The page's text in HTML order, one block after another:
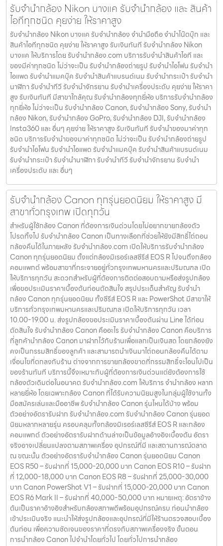
รับจำนำกล้อง Nikon บางแค รับจํานํากล้อง และ สินค้า
ไอทีทุกชนิด คุยง่าย ให้ราคาสูง
รับจำนำกล้อง Nikon บางแค รับจํานํากล้อง จำนำมือถือ จำนำโน๊ตบุ๊ก และ
สินค้าไอทีทุกชนิด คุยง่าย ให้ราคาสูง รับเงินทันที รับจำนำกล้อง Nikon
บางแค ให้บริการโดย รับจํานํากล้อง.com บริการรับจํานําสินค้าไอที และ
ของมีค่าทุกชนิด ไม่ว่าจะเป็น รับจํานํากล้องถ่ายรูป รับจํานําไอโฟน รับจํานํา
ไอแพด รับจํานําแมคบุ๊ค รับจํานําสินค้าแบรนด์เนม รับจํานํากระเป๋า รับจํานํา
นาฬิกา รับจํานําทีวี รับจํานําจักรยาน รับจํานําเครื่องประดับ คุยง่าย ให้ราคา
สูง รับเงินทันที มีสาขาใกล้คุณ รับจำนำกล้องทุกยี่ห้อ บริการรับจำนำกล้อง
ทุกยี่ห้อ ไม่ว่าจะเป็น รับจำนำกล้อง Canon, รับจำนำกล้อง Sony, รับจำนำ
กล้อง Nikon, รับจำนำกล้อง GoPro, รับจำนำกล้อง DJI, รับจำนำกล้อง
Insta360 และ อื่นๆ คุยง่าย ให้ราคาสูง รับเงินทันที รับจำนำของมาค่าทุก
ชนิด บริการรับจำนำของมาค่าทุกชนิด ไม่ว่าจะเป็น รับจํานํากล้องถ่ายรูป
รับจํานําไอโฟน รับจํานําไอแพด รับจํานําแมคบุ๊ค รับจํานําสินค้าแบรนด์เนม
รับจํานํากระเป๋า รับจํานํานาฬิกา รับจํานําทีวี รับจํานําจักรยาน รับจํานํา
เครื่องประดับ และ อื่นๆ
รับจำนำกล้อง Canon ทุกรุ่นยอดนิยม ให้ราคาสูง มี
สาขาทั่วกรุงเทพ เปิดทุกวัน
สำหรับผู้ใช้กล้อง Canon ที่ต้องการเงินด่วนโดยไม่อยากขายกล้องตัว
โปรดทิ้งไป รับจำนำกล้อง Canon เป็นทางเลือกที่ช่วยให้ยังมีสิทธิ์ไถ่ถอน
กล้องคืนได้ในภายหลัง รับจำนำกล้อง.com เปิดให้บริการรับจำนำกล้อง
Canon ทุกรุ่นยอดนิยม ตั้งแต่กล้องมิเรอร์เลสซีรีส์ EOS R ไปจนถึงกล้อง
คอมแพกต์ พร้อมสาขาที่กระจายอยู่ทั่วกรุงเทพมหานครและปริมณฑล เปิด
ให้บริการทุกวัน สะดวกสำหรับผู้ที่ต้องการติดต่อสอบถามหรือส่งรูปกล้อง
เพื่อขอประเมินราคาเบื้องต้นก่อนตัดสินใจ สรุปประเด็นสำคัญ รับจำนำ
กล้อง Canon ทุกรุ่นยอดนิยม ทั้งซีรีส์ EOS R และ PowerShot มีสาขาให้
บริการทั่วกรุงเทพมหานครและปริมณฑล เปิดให้บริการทุกวัน เวลา
10.00-19.00 น. ส่งรูปกล้องขอประเมินราคาเบื้องต้นผ่าน Line ได้ก่อน
ตัดสินใจ รับจำนำกล้อง Canon คืออะไร รับจำนำกล้อง Canon คือบริการ
ที่ลูกค้านำกล้อง Canon มาฝากไว้กับร้านเพื่อแลกเป็นเงินสด โดยกล้องยัง
คงเป็นกรรมสิทธิ์ของลูกค้า และสามารถนำเงินมาไถ่ถอนกล้องคืนได้ตาม
เงื่อนไขที่ตกลงกับร้าน ต่างจากการขายกล้องขาดที่กรรมสิทธิ์จะโอนไปเป็น
ของร้านทันที บริการนี้จึงเหมาะกับผู้ที่ต้องการเงินด่วนแต่ยังต้องการใช้
กล้องตัวเดิมต่อในอนาคต รับจำนำกล้อง.com ให้บริการ จำนำกล้อง หลาก
หลายยี่ห้อ โดยเฉพาะกล้อง Canon ที่ได้รับความนิยมสูงในกลุ่มผู้ใช้งานทั้ง
มือสมัครเล่นและมืออาชีพ รับจำนำกล้อง Canon รุ่นไหนได้บ้าง พร้อม
ตัวอย่างอัตรารับฝาก รับจำนำกล้อง.com รับจำนำกล้อง Canon รุ่นยอด
นิยมหลากหลายรุ่น ครอบคลุมทั้งกล้องมิเรอร์เลสซีรีส์ EOS R และกล้อง
คอมแพกต์ ตัวอย่างอัตรารับฝากด้านล่างเป็นข้อมูลอ้างอิงเบื้องต้น อัตรา
จริงอาจเปลี่ยนแปลงตามสภาพเครื่อง อุปกรณ์ที่มี และสถานการณ์ตลาด
ณ ขณะนั้น ตัวอย่างอัตรารับจำนำกล้อง Canon รุ่นยอดนิยม Canon
EOS R50 – รับฝากที่ 15,000-20,000 บาท Canon EOS R10 – รับฝาก
ที่ 12,000-18,000 บาท Canon EOS R8 – รับฝากที่ 25,000-30,000
บาท Canon PowerShot V1 – รับฝากที่ 15,000-20,000 บาท Canon
EOS R6 Mark II – รับฝากที่ 40,000-50,000 บาท หมายเหตุ: อัตราข้าง
ต้นเป็นราคาอ้างอิงสำหรับกล้องสภาพดีพร้อมอุปกรณ์ครบ ก่อนนำกล้อง
เข้าประเมินจริง แนะนำให้ส่งรูปกล้องและอุปกรณ์ที่มีให้ร้านตรวจสอบเบื้อง
ต้นก่อน เพื่อความชัดเจนของราคาที่ตรงกับสภาพเครื่องจริง ขั้นตอน
การนำกล้อง Canon ไปจำนำโดยทั่วไป โดยทั่วไปการนำกล้อง